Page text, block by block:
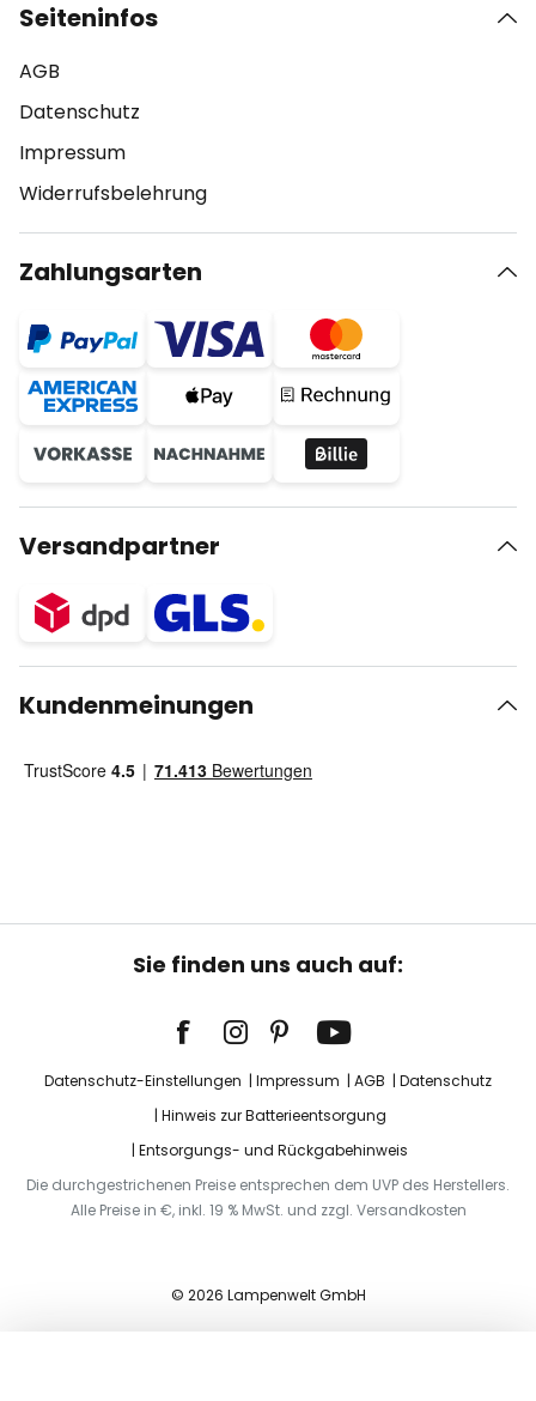
Seiteninfos
AGB
Datenschutz
Impressum
Widerrufsbelehrung
Zahlungsarten
Versandpartner
Kundenmeinungen
Sie finden uns auch auf:
Datenschutz-Einstellungen Impressum AGB
Datenschutz
Hinweis zur Batterieentsorgung
Entsorgungs- und Rückgabehinweis
Die durchgestrichenen Preise entsprechen dem UVP des Herstellers.
Alle Preise in €, inkl. 19 % MwSt. und zzgl. Versandkosten
© 2026 Lampenwelt GmbH